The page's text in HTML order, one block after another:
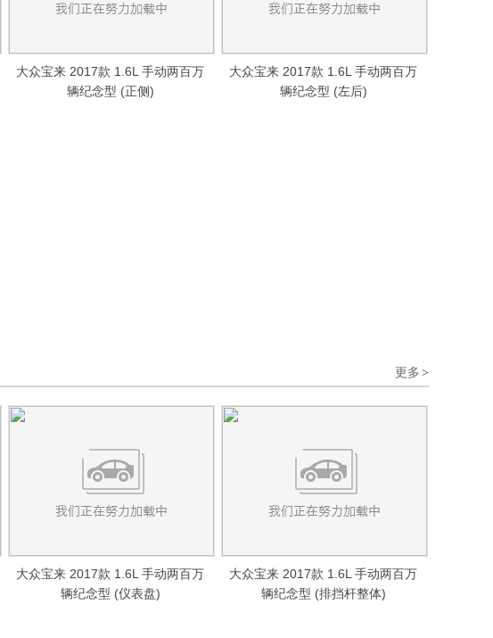
大众宝来 2017款 1.6L 手动两百万
辆纪念型 (正侧)
大众宝来 2017款 1.6L 手动两百万
辆纪念型 (左后)
更多 >
大众宝来 2017款 1.6L 手动两百万
辆纪念型 (仪表盘)
大众宝来 2017款 1.6L 手动两百万
辆纪念型 (排挡杆整体)